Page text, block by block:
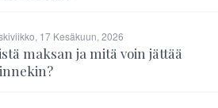
17 Kesäkuun, 2026
maksan ja mitä voin jättää